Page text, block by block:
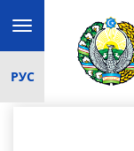
Toggle
navigation
РУС